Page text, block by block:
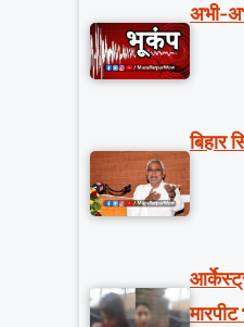
अभी-
बिहार
मारपीट